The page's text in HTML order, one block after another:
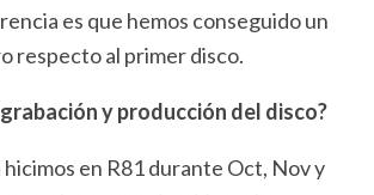
es que hemos conseguido un
respecto al primer disco.
y producción del disco?
hicimos en R81 durante Oct, Nov y